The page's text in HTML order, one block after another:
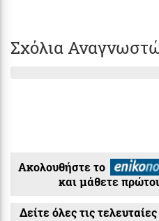
Σχόλια
Ακολουθήστε το
και μάθετε
Δείτε όλες τις τελευταίες